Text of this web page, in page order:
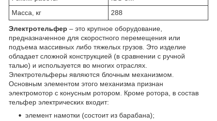
Масса, кг
288
Электротельфер – это крупное оборудование,
предназначенное для скоростного перемещения или
подъема массивных либо тяжелых грузов. Это изделие
обладает сложной конструкцией (в сравнении с ручной
талью) и используется во многих отраслях.
Электротельферы являются блочным механизмом.
Основным элементом этого механизма признан
электромотор с конусным ротором. Кроме ротора, в состав
тельфер электрических входит:
элемент намотки (состоит из барабана);